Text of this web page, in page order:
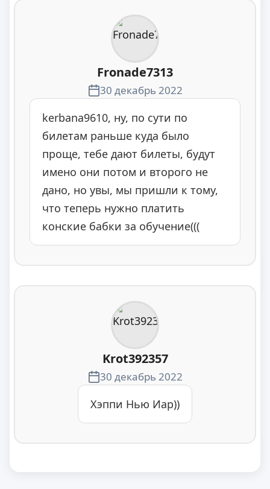
Fronade7313
30 декабрь 2022
kerbana9610, ну, по сути по
билетам раньше куда было
проще, тебе дают билеты, будут
имено они потом и второго не
дано, но увы, мы пришли к тому,
что теперь нужно платить
конские бабки за обучение(((
Krot392357
30 декабрь 2022
Хэппи Нью Иар))